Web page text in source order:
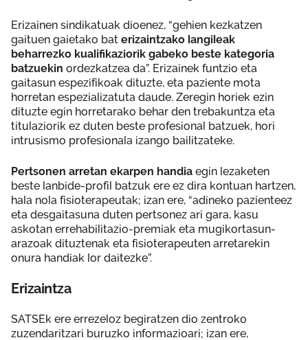
Erizainen sindikatuak dioenez, “gehien kezkatzen
gaituen gaietako bat erizaintzako langileak
beharrezko kualifikaziorik gabeko beste kategoria
batzuekin ordezkatzea da”. Erizainek funtzio eta
gaitasun espezifikoak dituzte, eta paziente mota
horretan espezializatuta daude. Zeregin horiek ezin
dituzte egin horretarako behar den trebakuntza eta
titulaziorik ez duten beste profesional batzuek, hori
intrusismo profesionala izango bailitzateke.
Pertsonen arretan ekarpen handia egin lezaketen
beste lanbide-profil batzuk ere ez dira kontuan hartzen,
hala nola fisioterapeutak; izan ere, “adineko pazienteez
eta desgaitasuna duten pertsonez ari gara, kasu
askotan errehabilitazio-premiak eta mugikortasun-
arazoak dituztenak eta fisioterapeuten arretarekin
onura handiak lor daitezke”.
Erizaintza
SATSEk ere errezeloz begiratzen dio zentroko
zuzendaritzari buruzko informazioari; izan ere,